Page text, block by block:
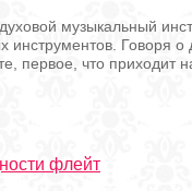
музыкальный
инструментов. Говоря
первое, что приходит
флейт